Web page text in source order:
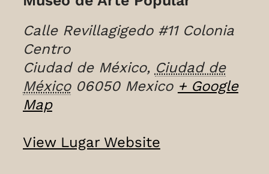
Calle Revillagigedo #11 Colonia
Centro
Ciudad de México, Ciudad de
México 06050 Mexico + Google
Map
View Lugar Website